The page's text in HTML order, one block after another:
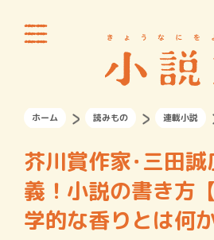
ホーム 読みもの 連載小説
芥川賞作家･三田
義！小説の書き方
学的な香りとは何